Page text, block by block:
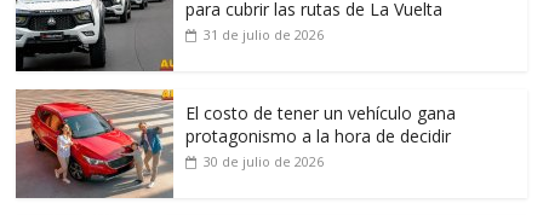
para cubrir las rutas de La Vuelta
31 de julio de 2026
El costo de tener un vehículo gana
protagonismo a la hora de decidir
30 de julio de 2026